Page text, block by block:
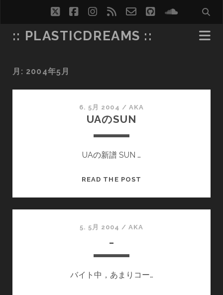
twitterfacebookinstagram
rss email-
form
github
:: PLASTICDREAMS ::
月: 2004年5月
6. 5月 2004 / AKA
UAのSUN
UAの新譜 SUN …
READ THE POST
5. 5月 2004 /AKA
_
バイト中，あまりコー…